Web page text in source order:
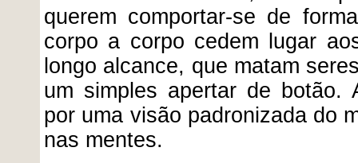
querem comportar-se de
corpo a corpo cedem lugar
longo alcance, que matam
um simples apertar de botão.
por uma visão padronizada do
nas mentes.